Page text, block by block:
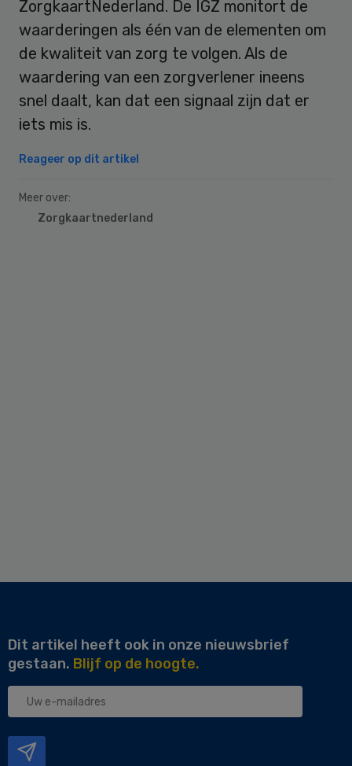
ZorgkaartNederland. De IGZ monitort de
waarderingen als één van de elementen om
de kwaliteit van zorg te volgen. Als de
waardering van een zorgverlener ineens
snel daalt, kan dat een signaal zijn dat er
iets mis is.
Reageer op dit artikel
Meer over:
Zorgkaartnederland
Dit artikel heeft ook in onze nieuwsbrief
gestaan. Blijf op de hoogte.
Uw